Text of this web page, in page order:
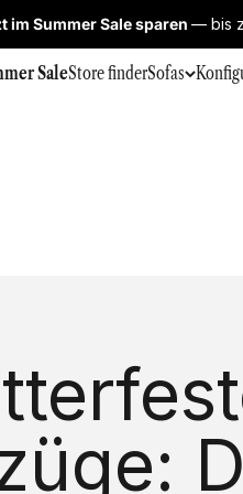
im Summer Sale sparen — bis
SaleStore finderSofas